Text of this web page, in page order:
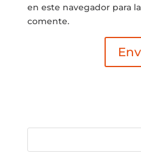
en este navegador para
comente.